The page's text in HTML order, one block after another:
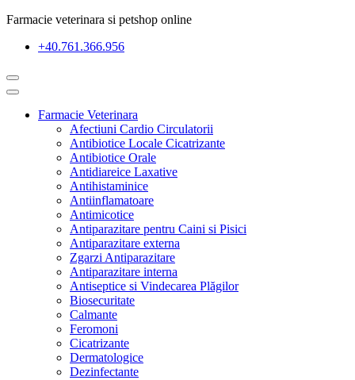
Farmacie veterinara si petshop online
+40.761.366.956
Farmacie Veterinara
Afectiuni Cardio Circulatorii
Antibiotice Locale Cicatrizante
Antibiotice Orale
Antidiareice Laxative
Antihistaminice
Antiinflamatoare
Antimicotice
Antiparazitare pentru Caini si Pisici
Antiparazitare externa
Zgarzi Antiparazitare
Antiparazitare interna
Antiseptice si Vindecarea Plăgilor
Biosecuritate
Calmante
Feromoni
Cicatrizante
Dermatologice
Dezinfectante